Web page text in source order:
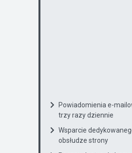
Powiadomienia e-
trzy razy dziennie
Wsparcie
obsłudze strony